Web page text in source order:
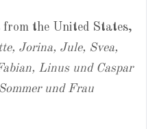
the United States,
Jorina, Jule, Svea,
Linus und Caspar
und Frau